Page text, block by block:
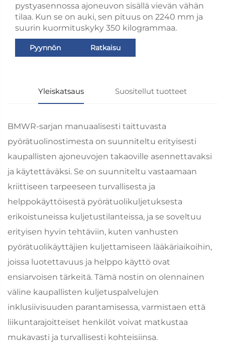
pystyasennossa ajoneuvon sisällä vievän vähän
tilaa. Kun se on auki, sen pituus on 2240 mm ja
suurin kuormituskyky 350 kilogrammaa.
Pyynnön
Ratkaisu
Yleiskatsaus Suositellut tuotteet
BMWR-sarjan manuaalisesti taittuvasta
pyörätuolinostimesta on suunniteltu erityisesti
kaupallisten ajoneuvojen takaoville asennettavaksi
ja käytettäväksi. Se on suunniteltu vastaamaan
kriittiseen tarpeeseen turvallisesta ja
helppokäyttöisestä pyörätuolikuljetuksesta
erikoistuneissa kuljetustilanteissa, ja se soveltuu
erityisen hyvin tehtäviin, kuten vanhusten
pyörätuolikäyttäjien kuljettamiseen lääkäriaikoihin,
joissa luotettavuus ja helppo käyttö ovat
ensiarvoisen tärkeitä. Tämä nostin on olennainen
väline kaupallisten kuljetuspalvelujen
inklusiivisuuden parantamisessa, varmistaen että
liikuntarajoitteiset henkilöt voivat matkustaa
mukavasti ja turvallisesti kohteisiinsa.